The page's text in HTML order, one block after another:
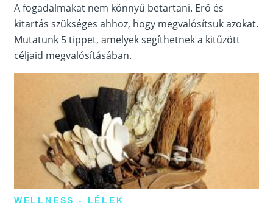
A fogadalmakat nem könnyű betartani. Erő és
kitartás szükséges ahhoz, hogy megvalósítsuk azokat.
Mutatunk 5 tippet, amelyek segíthetnek a kitűzött
céljaid megvalósításában.
WELLNESS - LÉLEK